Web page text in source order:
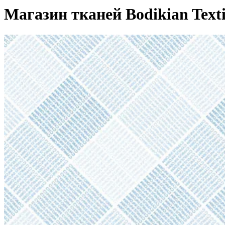
Магазин тканей Bodikian